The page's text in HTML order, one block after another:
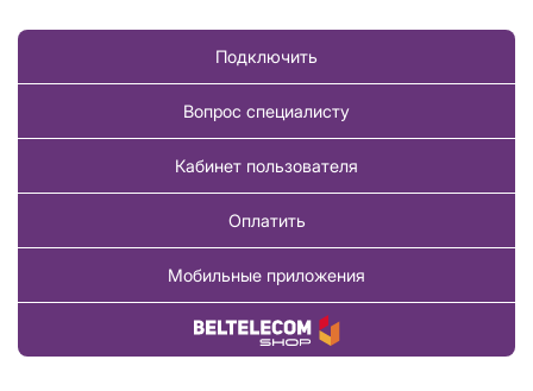
Подключить
Вопрос специалисту
Кабинет пользователя
Оплатить
Мобильные приложения
Купить товар